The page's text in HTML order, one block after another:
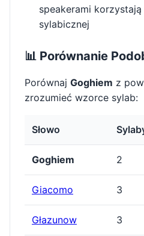
speakerami
sylabicznej
📊 Porównanie
Porównaj Goghiem z
zrozumieć wzorce sylab:
Słowo
Goghiem 2
Giacomo 3
Głazunow 3